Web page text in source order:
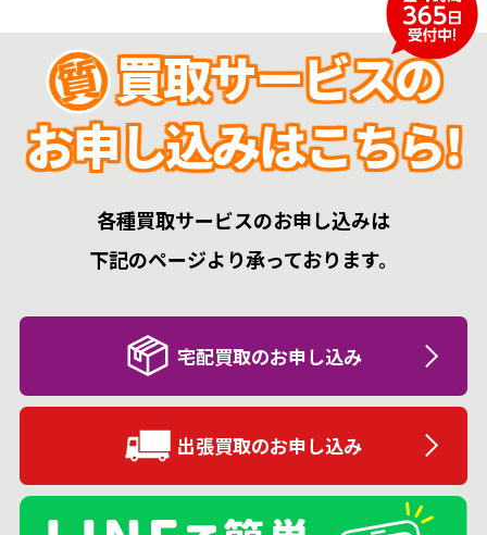
買取サービスの
お申し込みはこちら!
各種買取サービスのお申し込みは
下記のページより承っております。
宅配買取のお申し込み
出張買取のお申し込み